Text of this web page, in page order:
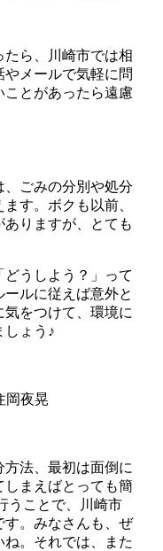
たら、川崎市では相
メールで気軽に問
とがあったら遠慮
ごみの分別や処分
す。ボクも以前、
りますが、とても
うしよう？」って
ルに従えば意外と
をつけて、環境に
しょう♪
岡夜晃
法、最初は面倒に
まえばとっても簡
うことで、川崎市
す。みなさんも、ぜ
。それでは、また